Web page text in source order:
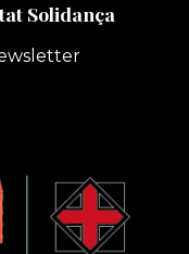
Solidança